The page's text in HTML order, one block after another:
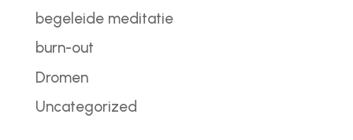
begeleide meditatie
burn-out
Dromen
Uncategorized